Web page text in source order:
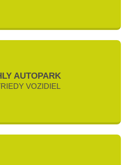
AUTOPARK
VOZIDIEL